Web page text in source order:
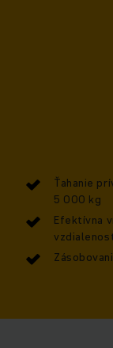
Ťahanie
5 000 kg
Efektívna